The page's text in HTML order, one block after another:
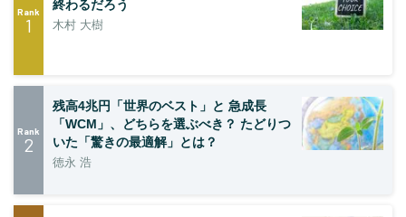
Rank
1
終わるだろう
木村 大樹
Rank
2
残高4兆円「世界のベスト」と 急成長
「WCM」、どちらを選ぶべき？ たどりつ
いた「驚きの最適解」とは？
徳永 浩